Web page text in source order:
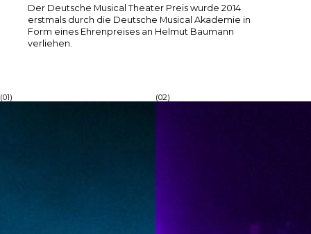
Der Deutsche Musical Theater Preis wurde 2014
erstmals durch die Deutsche Musical Akademie in
Form eines Ehrenpreises an Helmut Baumann
verliehen.
(01) (02)